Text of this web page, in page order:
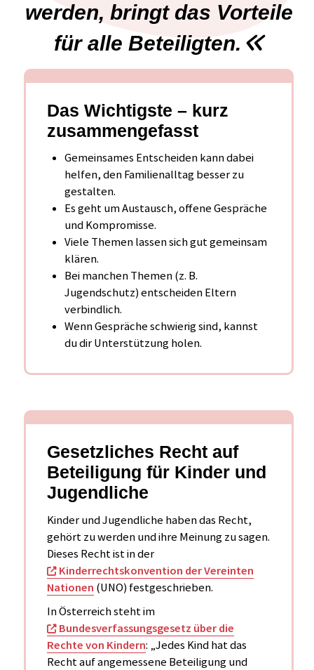
werden, bringt das Vorteile
für alle Beteiligten.
Das Wichtigste – kurz
zusammengefasst
Gemeinsames Entscheiden kann dabei
helfen, den Familienalltag besser zu
gestalten.
Es geht um Austausch, offene Gespräche
und Kompromisse.
Viele Themen lassen sich gut gemeinsam
klären.
Bei manchen Themen (z. B.
Jugendschutz) entscheiden Eltern
verbindlich.
Wenn Gespräche schwierig sind, kannst
du dir Unterstützung holen.
Gesetzliches Recht auf
Beteiligung für Kinder und
Jugendliche
Kinder und Jugendliche haben das Recht,
gehört zu werden und ihre Meinung zu sagen.
Dieses Recht ist in der
Kinderrechtskonvention der Vereinten
Nationen (UNO) festgeschrieben.
In Österreich steht im
Bundesverfassungsgesetz über die
Rechte von Kindern: „Jedes Kind hat das
Recht auf angemessene Beteiligung und